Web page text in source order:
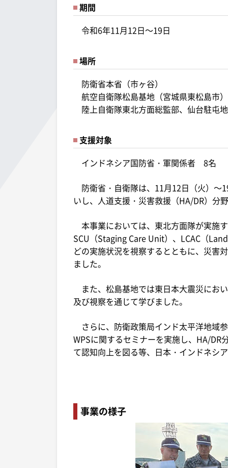
期間
令和6年11月12日～19日
場所
防衛省本省（市ヶ谷）
航空自衛隊松島基地（宮城県東松島市）
陸上自衛隊東北方面総監部、仙台駐屯
支援対象
インドネシア国防省・軍関係者 8名
防衛省・自衛隊は、11月12日（火）～
いし、人道支援・災害救援（HA/DR）分
本事業においては、東北方面隊が実施
SCU（Staging Care Unit）、LCAC（
どの実施状況を視察するとともに、災害
ました。
また、松島基地では東日本大震災にお
及び視察を通じて学びました。
さらに、防衛政策局インド太平洋地域
WPSに関するセミナーを実施し、HA/
て認知向上を図る等、日本・インドネシ
事業の様子